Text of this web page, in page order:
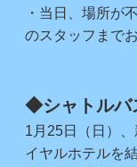
・当日、場所が
のスタッフまで
◆シャトルバ
1月25日（日）
イヤルホテルを